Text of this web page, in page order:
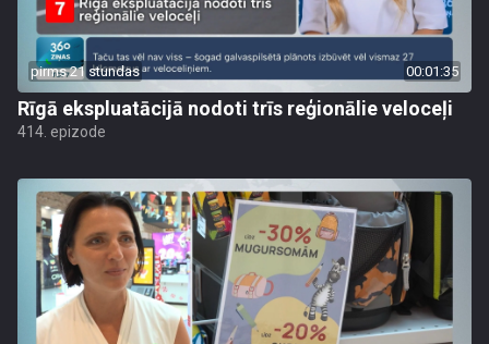
pirms 21 stundas 00:01:35
Rīgā ekspluatācijā nodoti trīs reģionālie veloceļi
414. epizode